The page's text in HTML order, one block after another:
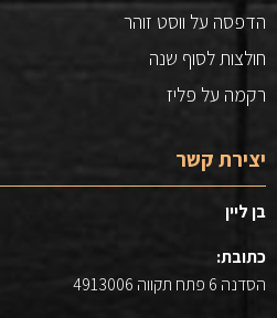
הדפסה על ווסט זוהר
חולצות לסוף שנה
רקמה על פליז
יצירת קשר
בן ליין
כתובת:
הסדנה 6 פתח תקווה 4913006